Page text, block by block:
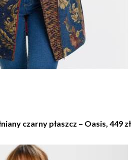
czarny płaszcz – Oasis, 449 zł